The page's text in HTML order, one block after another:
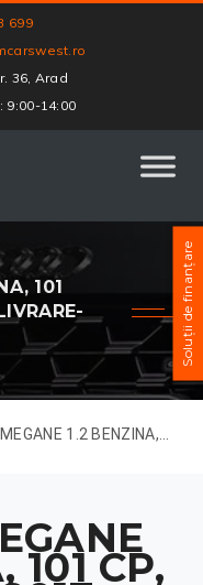
699
36, Arad
: 9:00-14:00
101
1.2 BENZINA,...
101 CP,
Soluții de finanțare